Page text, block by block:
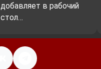
добавляет в рабочий
стол…